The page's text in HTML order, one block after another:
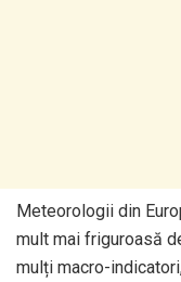
Meteorologii din
mult mai friguroasă
mulți macro-